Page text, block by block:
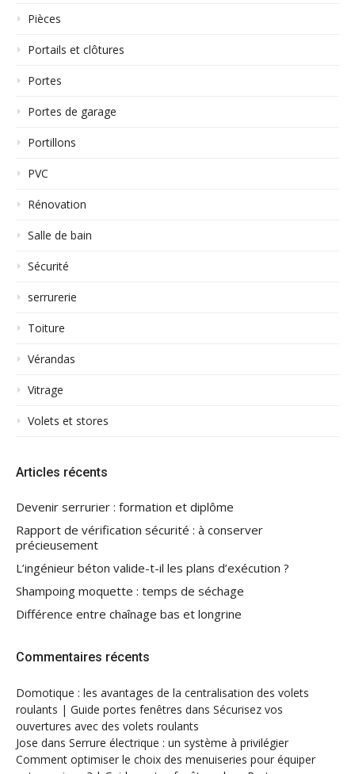
Pièces
Portails et clôtures
Portes
Portes de garage
Portillons
PVC
Rénovation
Salle de bain
Sécurité
serrurerie
Toiture
Vérandas
Vitrage
Volets et stores
Articles récents
Devenir serrurier : formation et diplôme
Rapport de vérification sécurité : à conserver
précieusement
L’ingénieur béton valide-t-il les plans d’exécution ?
Shampoing moquette : temps de séchage
Différence entre chaînage bas et longrine
Commentaires récents
Domotique : les avantages de la centralisation des volets
roulants | Guide portes fenêtres dans Sécurisez vos
ouvertures avec des volets roulants
Jose dans Serrure électrique : un système à privilégier
Comment optimiser le choix des menuiseries pour équiper